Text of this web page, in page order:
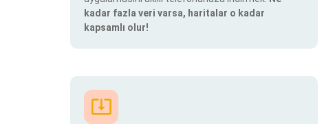
kadar fazla veri varsa, haritalar o kadar
kapsamlı olur!